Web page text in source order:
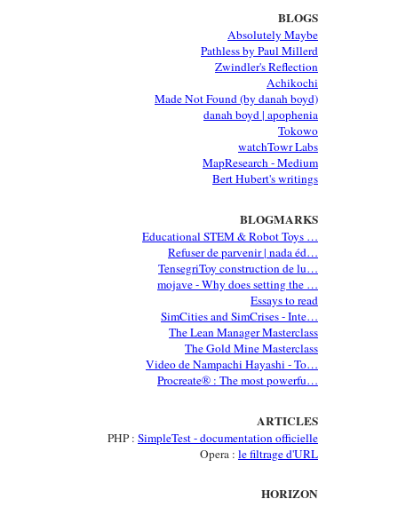
BLOGS
Absolutely Maybe
Pathless by Paul Millerd
Zwindler's Reflection
Achikochi
Made Not Found (by danah boyd)
danah boyd | apophenia
Tokowo
watchTowr Labs
MapResearch - Medium
Bert Hubert's writings
BLOGMARKS
Educational STEM & Robot Toys …
Refuser de parvenir | nada éd…
TensegriToy construction de lu…
mojave - Why does setting the …
Essays to read
SimCities and SimCrises - Inte…
The Lean Manager Masterclass
The Gold Mine Masterclass
Video de Nampachi Hayashi - To…
Procreate® : The most powerfu…
ARTICLES
PHP : SimpleTest - documentation officielle
Opera : le filtrage d'URL
HORIZON